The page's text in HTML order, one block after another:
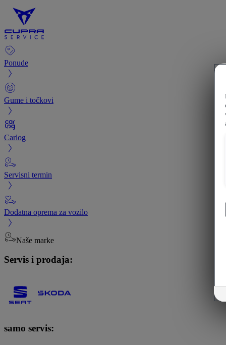
Ponude
Gume i točkovi
Carlog
Servisni termin
Dodatna oprema za vozilo
Naše marke
Servis i prodaja:
samo servis: